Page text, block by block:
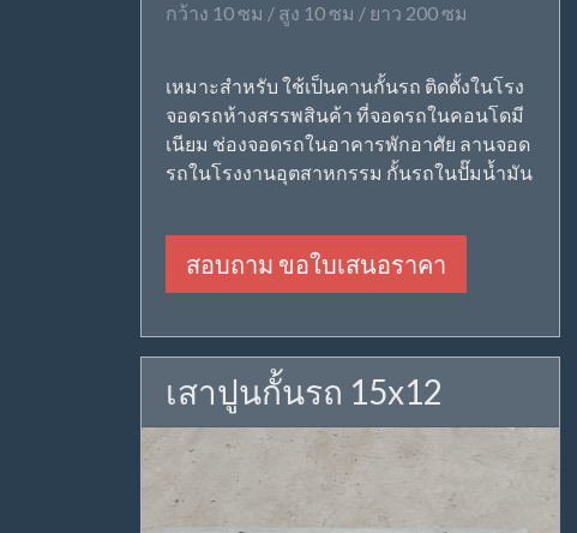
กว้าง 10 ซม / สูง 10 ซม / ยาว 200 ซม
เหมาะสำหรับ ใช้เป็นคานกั้นรถ ติดตั้งในโรง
จอดรถห้างสรรพสินค้า ที่จอดรถในคอนโดมี
เนียม ช่องจอดรถในอาคารพักอาศัย ลานจอด
รถในโรงงานอุตสาหกรรม กั้นรถในปั๊มน้ำมัน
สอบถาม ขอใบเสนอราคา
เสาปูนกั้นรถ 15x12